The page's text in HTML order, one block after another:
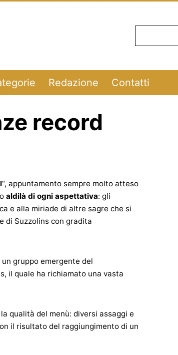
Redazione Contatti
record
“, appuntamento sempre molto atteso
aldilà di ogni aspettativa: gli
e alla miriade di altre sagre che si
di Suzzolins con gradita
gruppo emergente del
il quale ha richiamato una vasta
qualità del menù: diversi assaggi e
il risultato del raggiungimento di un